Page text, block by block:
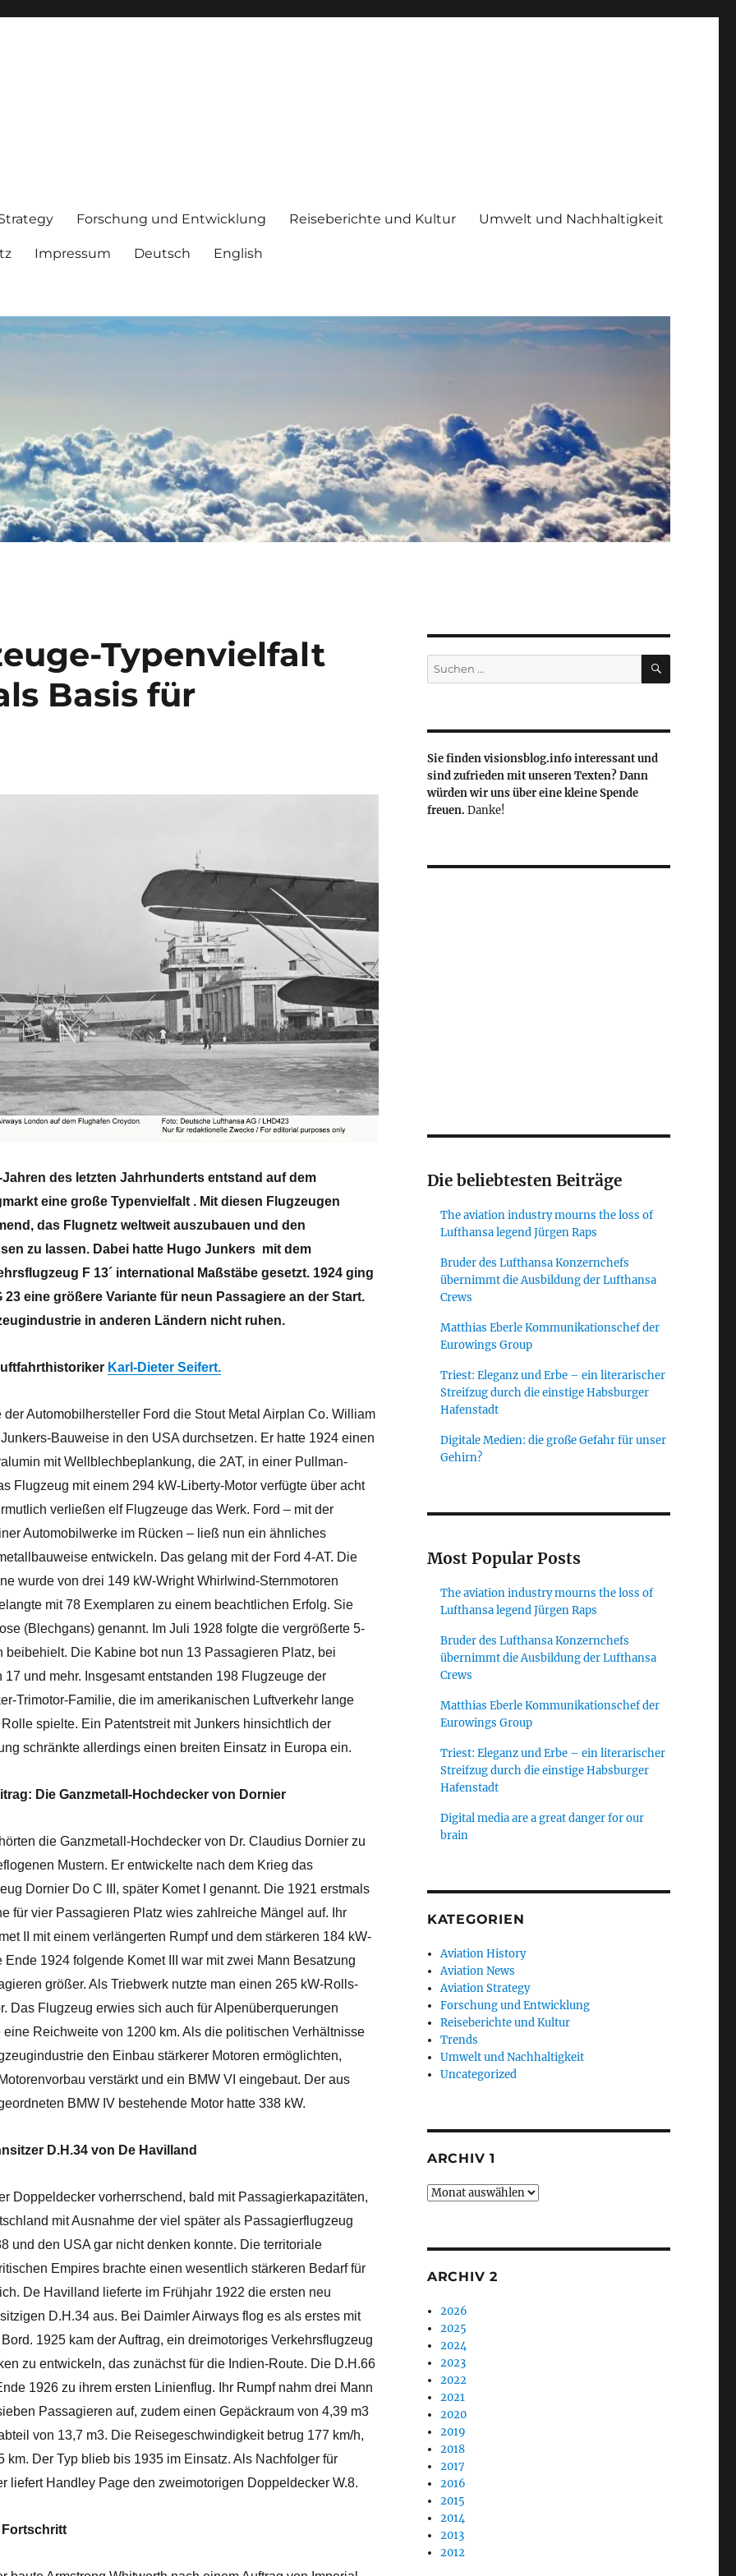
Forschung und Entwicklung Reiseberichte und Kultur Umwelt und Nachhaltigkeit
Impressum Deutsch English
Typenvielfalt
Basis für
Jahren des letzten Jahrhunderts entstand auf dem
eine große Typenvielfalt . Mit diesen Flugzeugen
das Flugnetz weltweit auszubauen und den
zu lassen. Dabei hatte Hugo Junkers mit dem
F 13´ international Maßstäbe gesetzt. 1924 ging
23 eine größere Variante für neun Passagiere an der Start.
in anderen Ländern nicht ruhen.
Karl-Dieter Seifert.
der Automobilhersteller Ford die Stout Metal Airplan Co. William
Bauweise in den USA durchsetzen. Er hatte 1924 einen
mit Wellblechbeplankung, die 2AT, in einer Pullman-
Flugzeug mit einem 294 kW-Liberty-Motor verfügte über acht
verließen elf Flugzeuge das Werk. Ford – mit der
Automobilwerke im Rücken – ließ nun ein ähnliches
entwickeln. Das gelang mit der Ford 4-AT. Die
wurde von drei 149 kW-Wright Whirlwind-Sternmotoren
mit 78 Exemplaren zu einem beachtlichen Erfolg. Sie
(Blechgans) genannt. Im Juli 1928 folgte die vergrößerte 5-
beibehielt. Die Kabine bot nun 13 Passagieren Platz, bei
17 und mehr. Insgesamt entstanden 198 Flugzeuge der
Trimotor-Familie, die im amerikanischen Luftverkehr lange
spielte. Ein Patentstreit mit Junkers hinsichtlich der
schränkte allerdings einen breiten Einsatz in Europa ein.
Die Ganzmetall-Hochdecker von Dornier
die Ganzmetall-Hochdecker von Dr. Claudius Dornier zu
Mustern. Er entwickelte nach dem Krieg das
Dornier Do C III, später Komet I genannt. Die 1921 erstmals
für vier Passagieren Platz wies zahlreiche Mängel auf. Ihr
II mit einem verlängerten Rumpf und dem stärkeren 184 kW-
Ende 1924 folgende Komet III war mit zwei Mann Besatzung
größer. Als Triebwerk nutzte man einen 265 kW-Rolls-
Das Flugzeug erwies sich auch für Alpenüberquerungen
eine Reichweite von 1200 km. Als die politischen Verhältnisse
den Einbau stärkerer Motoren ermöglichten,
verstärkt und ein BMW VI eingebaut. Der aus
BMW IV bestehende Motor hatte 338 kW.
D.H.34 von De Havilland
Doppeldecker vorherrschend, bald mit Passagierkapazitäten,
mit Ausnahme der viel später als Passagierflugzeug
und den USA gar nicht denken konnte. Die territoriale
Empires brachte einen wesentlich stärkeren Bedarf für
De Havilland lieferte im Frühjahr 1922 die ersten neu
D.H.34 aus. Bei Daimler Airways flog es als erstes mit
1925 kam der Auftrag, ein dreimotoriges Verkehrsflugzeug
zu entwickeln, das zunächst für die Indien-Route. Die D.H.66
1926 zu ihrem ersten Linienflug. Ihr Rumpf nahm drei Mann
Passagieren auf, zudem einen Gepäckraum von 4,39 m3
von 13,7 m3. Die Reisegeschwindigkeit betrug 177 km/h,
km. Der Typ blieb bis 1935 im Einsatz. Als Nachfolger für
liefert Handley Page den zweimotorigen Doppeldecker W.8.
Fortschritt
Suche
nach:
SUCHEN
Sie finden visionsblog.info interessant und
sind zufrieden mit unseren Texten? Dann
würden wir uns über eine kleine Spende
freuen. Danke!
Die beliebtesten Beiträge
The aviation industry mourns the loss of
Lufthansa legend Jürgen Raps
Bruder des Lufthansa Konzernchefs
übernimmt die Ausbildung der Lufthansa
Crews
Matthias Eberle Kommunikationschef der
Eurowings Group
Triest: Eleganz und Erbe – ein literarischer
Streifzug durch die einstige Habsburger
Hafenstadt
Digitale Medien: die große Gefahr für unser
Gehirn?
Most Popular Posts
The aviation industry mourns the loss of
Lufthansa legend Jürgen Raps
Bruder des Lufthansa Konzernchefs
übernimmt die Ausbildung der Lufthansa
Crews
Matthias Eberle Kommunikationschef der
Eurowings Group
Triest: Eleganz und Erbe – ein literarischer
Streifzug durch die einstige Habsburger
Hafenstadt
Digital media are a great danger for our
brain
KATEGORIEN
Aviation History
Aviation News
Aviation Strategy
Forschung und Entwicklung
Reiseberichte und Kultur
Trends
Umwelt und Nachhaltigkeit
Uncategorized
ARCHIV 1
Archiv
ARCHIV 2
2026
2025
2024
2023
2022
2021
2020
2019
2018
2017
2016
2015
2014
2013
2012